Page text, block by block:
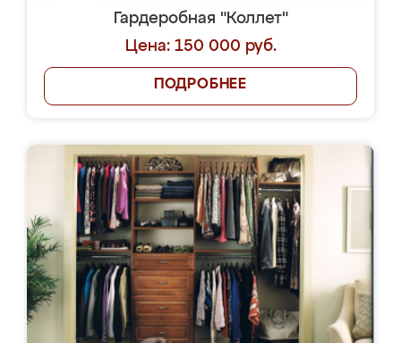
Гардеробная "Коллет"
Цена: 150 000 руб.
ПОДРОБНЕЕ